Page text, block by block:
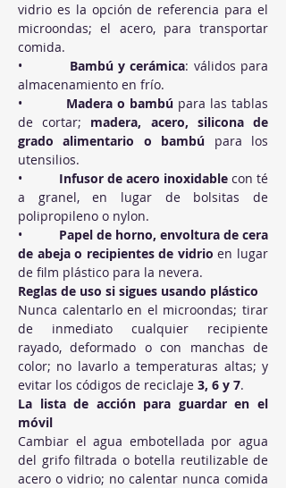
vidrio es la opción de referencia para el
microondas; el acero, para transportar
comida.
• Bambú y cerámica: válidos para
almacenamiento en frío.
• Madera o bambú para las tablas
de cortar; madera, acero, silicona de
grado alimentario o bambú para los
utensilios.
• Infusor de acero inoxidable con té
a granel, en lugar de bolsitas de
polipropileno o nylon.
• Papel de horno, envoltura de cera
de abeja o recipientes de vidrio en lugar
de film plástico para la nevera.
Reglas de uso si sigues usando plástico
Nunca calentarlo en el microondas; tirar
de inmediato cualquier recipiente
rayado, deformado o con manchas de
color; no lavarlo a temperaturas altas; y
evitar los códigos de reciclaje 3, 6 y 7.
La lista de acción para guardar en el
móvil
Cambiar el agua embotellada por agua
del grifo filtrada o botella reutilizable de
acero o vidrio; no calentar nunca comida